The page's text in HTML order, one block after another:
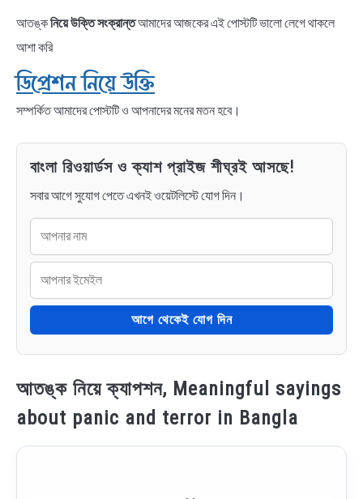
আতঙ্কনিয়ে উক্তি সংক্রান্তআমাদের আজকের এই পোস্টটি ভালো লেগে থাকলে
আশা করি
ডিপ্রেশন নিয়ে উক্তি
সম্পর্কিত আমাদের পোস্টটি ও আপনাদের মনের মতন হবে।
বাংলা রিওয়ার্ডস ও ক্যাশ প্রাইজ শীঘ্রই আসছে!
সবার আগে সুযোগ পেতে এখনই ওয়েটলিস্টে যোগ দিন।
আগে থেকেই যোগ দিন
আতঙ্ক নিয়ে ক্যাপশন, Meaningful sayings
about panic and terror in Bangla